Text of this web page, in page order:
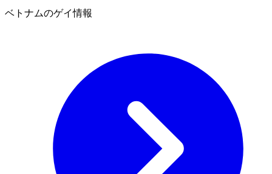
ベトナムのゲイ情報